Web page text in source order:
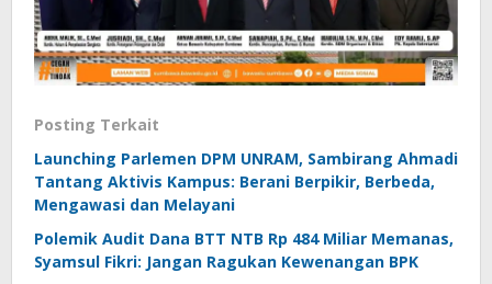
Posting Terkait
Launching Parlemen DPM UNRAM, Sambirang Ahmadi
Tantang Aktivis Kampus: Berani Berpikir, Berbeda,
Mengawasi dan Melayani
Polemik Audit Dana BTT NTB Rp 484 Miliar Memanas,
Syamsul Fikri: Jangan Ragukan Kewenangan BPK